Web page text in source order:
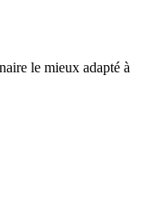
le mieux adapté à